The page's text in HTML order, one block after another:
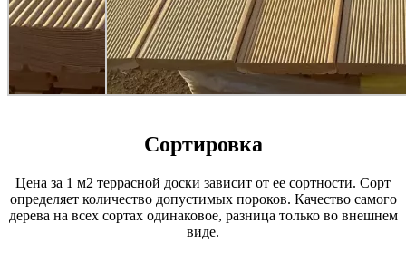
Сортировка
Цена за 1 м2 террасной доски зависит от ее сортности. Сорт
определяет количество допустимых пороков. Качество самого
дерева на всех сортах одинаковое, разница только во внешнем
виде.